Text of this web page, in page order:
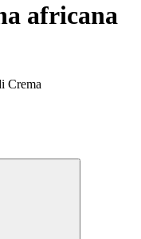
africana
Crema